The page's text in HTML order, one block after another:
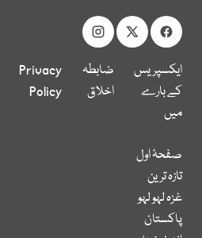
ایکسپریس
کے بارے
میں
ضابطہ
اخلاق
Privacy
Policy
صفحۂ اول
تازہ ترین
غزہ لہو لہو
پاکستان